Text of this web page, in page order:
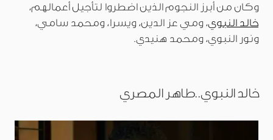
وكان من أبرز النجوم الذين اضطروا لتأجيل أعمالهم،
خالد النبوي، ومي عز الدين، ويسرا، ومحمد سامي،
ونور النبوي، ومحمد هنيدي.
خالد النبوي..طاهر المصري